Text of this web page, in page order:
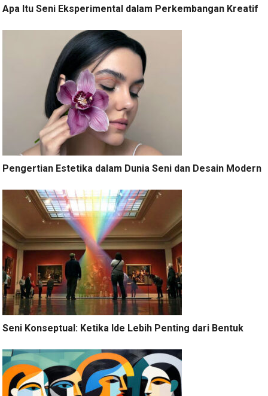
Apa Itu Seni Eksperimental dalam Perkembangan Kreatif
Pengertian Estetika dalam Dunia Seni dan Desain Modern
Seni Konseptual: Ketika Ide Lebih Penting dari Bentuk